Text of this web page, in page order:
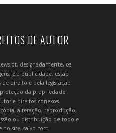
DE AUTOR
designadamente, os
e a publicidade, estão
de direito e pela legislação
da propriedade
e direitos conexos.
alteração, reprodução,
ou distribuição de todo e
site, salvo com